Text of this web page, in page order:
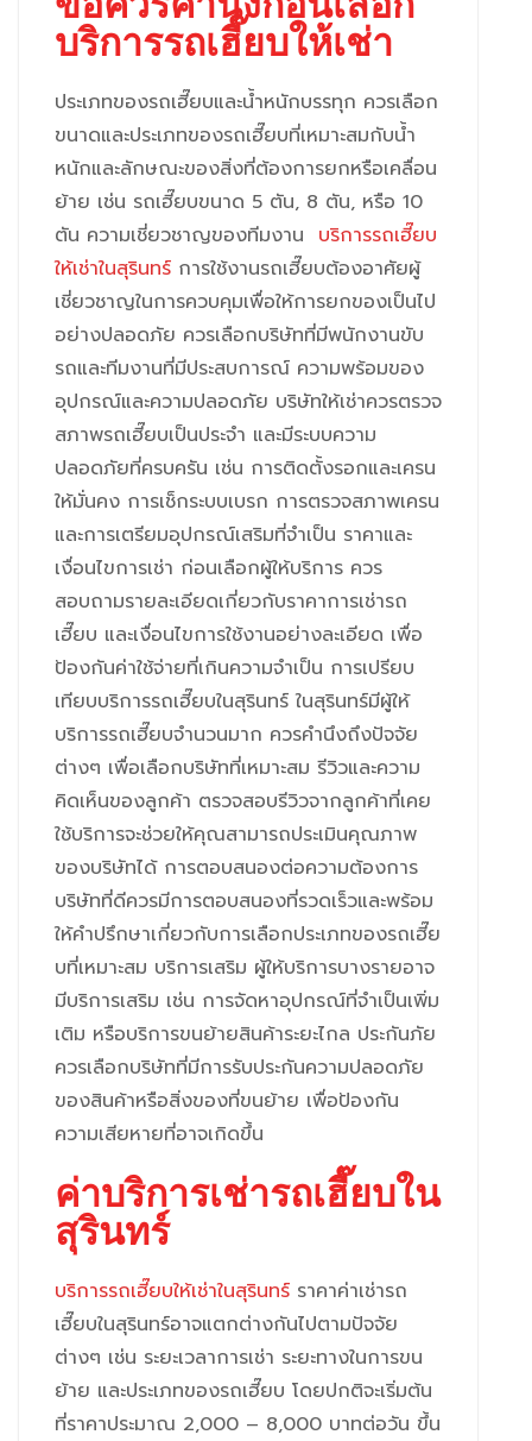
บริการรถเฮี๊ยบให้เช่า
ประเภทของรถเฮี๊ยบและน้ำหนักบรรทุก ควรเลือก
ขนาดและประเภทของรถเฮี๊ยบที่เหมาะสมกับน้ำ
หนักและลักษณะของสิ่งที่ต้องการยกหรือเคลื่อน
ย้าย เช่น รถเฮี๊ยบขนาด 5 ตัน, 8 ตัน, หรือ 10
ตัน ความเชี่ยวชาญของทีมงาน บริการรถเฮี๊ยบ
ให้เช่าในสุรินทร์ การใช้งานรถเฮี๊ยบต้องอาศัยผู้
เชี่ยวชาญในการควบคุมเพื่อให้การยกของเป็นไป
อย่างปลอดภัย ควรเลือกบริษัทที่มีพนักงานขับ
รถและทีมงานที่มีประสบการณ์ ความพร้อมของ
อุปกรณ์และความปลอดภัย บริษัทให้เช่าควรตรวจ
สภาพรถเฮี๊ยบเป็นประจำ และมีระบบความ
ปลอดภัยที่ครบครัน เช่น การติดตั้งรอกและเครน
ให้มั่นคง การเช็กระบบเบรก การตรวจสภาพเครน
และการเตรียมอุปกรณ์เสริมที่จำเป็น ราคาและ
เงื่อนไขการเช่า ก่อนเลือกผู้ให้บริการ ควร
สอบถามรายละเอียดเกี่ยวกับราคาการเช่ารถ
เฮี๊ยบ และเงื่อนไขการใช้งานอย่างละเอียด เพื่อ
ป้องกันค่าใช้จ่ายที่เกินความจำเป็น การเปรียบ
เทียบบริการรถเฮี๊ยบในสุรินทร์ ในสุรินทร์มีผู้ให้
บริการรถเฮี๊ยบจำนวนมาก ควรคำนึงถึงปัจจัย
ต่างๆ เพื่อเลือกบริษัทที่เหมาะสม รีวิวและความ
คิดเห็นของลูกค้า ตรวจสอบรีวิวจากลูกค้าที่เคย
ใช้บริการจะช่วยให้คุณสามารถประเมินคุณภาพ
ของบริษัทได้ การตอบสนองต่อความต้องการ
บริษัทที่ดีควรมีการตอบสนองที่รวดเร็วและพร้อม
ให้คำปรึกษาเกี่ยวกับการเลือกประเภทของรถเฮี๊ย
บที่เหมาะสม บริการเสริม ผู้ให้บริการบางรายอาจ
มีบริการเสริม เช่น การจัดหาอุปกรณ์ที่จำเป็นเพิ่ม
เติม หรือบริการขนย้ายสินค้าระยะไกล ประกันภัย
ควรเลือกบริษัทที่มีการรับประกันความปลอดภัย
ของสินค้าหรือสิ่งของที่ขนย้าย เพื่อป้องกัน
ความเสียหายที่อาจเกิดขึ้น
ค่าบริการเช่ารถเฮี๊ยบใน
สุรินทร์
บริการรถเฮี๊ยบให้เช่าในสุรินทร์ ราคาค่าเช่ารถ
เฮี๊ยบในสุรินทร์อาจแตกต่างกันไปตามปัจจัย
ต่างๆ เช่น ระยะเวลาการเช่า ระยะทางในการขน
ย้าย และประเภทของรถเฮี๊ยบ โดยปกติจะเริ่มต้น
ที่ราคาประมาณ 2,000 – 8,000 บาทต่อวัน ขึ้น